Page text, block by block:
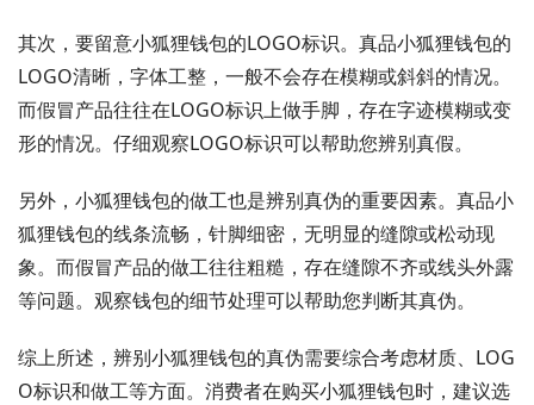
其次，要留意小狐狸钱包的LOGO标识。真品小狐狸钱包的
LOGO清晰，字体工整，一般不会存在模糊或斜斜的情况。
而假冒产品往往在LOGO标识上做手脚，存在字迹模糊或变
形的情况。仔细观察LOGO标识可以帮助您辨别真假。
另外，小狐狸钱包的做工也是辨别真伪的重要因素。真品小
狐狸钱包的线条流畅，针脚细密，无明显的缝隙或松动现
象。而假冒产品的做工往往粗糙，存在缝隙不齐或线头外露
等问题。观察钱包的细节处理可以帮助您判断其真伪。
综上所述，辨别小狐狸钱包的真伪需要综合考虑材质、LOG
O标识和做工等方面。消费者在购买小狐狸钱包时，建议选